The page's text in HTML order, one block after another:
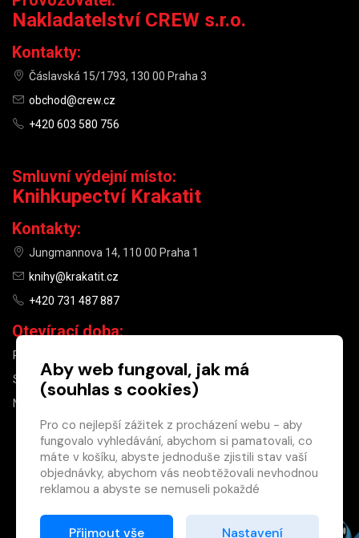
×
Máte u nás již
registrovaný
účet?
Nakladatelství CREW s.r.o.
Kontakty:
Čáslavská 15/1793, 130 00 Praha 3
obchod@crew.cz
+420 603 580 756
Smluvní výdejní místo:
Knihkupectví Krakatit
Kontakty:
Jungmannova 14, 110 00 Praha 1
knihy@krakatit.cz
+420 731 487 887
Otevírací doba:
PO–PÁ
SO
10:00–13:00
NE
Aby web fungoval, jak má
(souhlas s cookies)
Pro co nejlepší zážitek z procházení webu - aby
fungovalo vyhledávání, abychom si pamatovali, co
máte v košíku, abyste jednoduše zjistili stav vaší
objednávky, abychom vás neobtěžovali nevhodnou
reklamou a abyste se nemuseli pokaždé
Proto od vás potřebujeme souhlas se
Přijmout vše Nastavení